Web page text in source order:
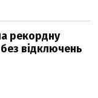
рекордну
відключень